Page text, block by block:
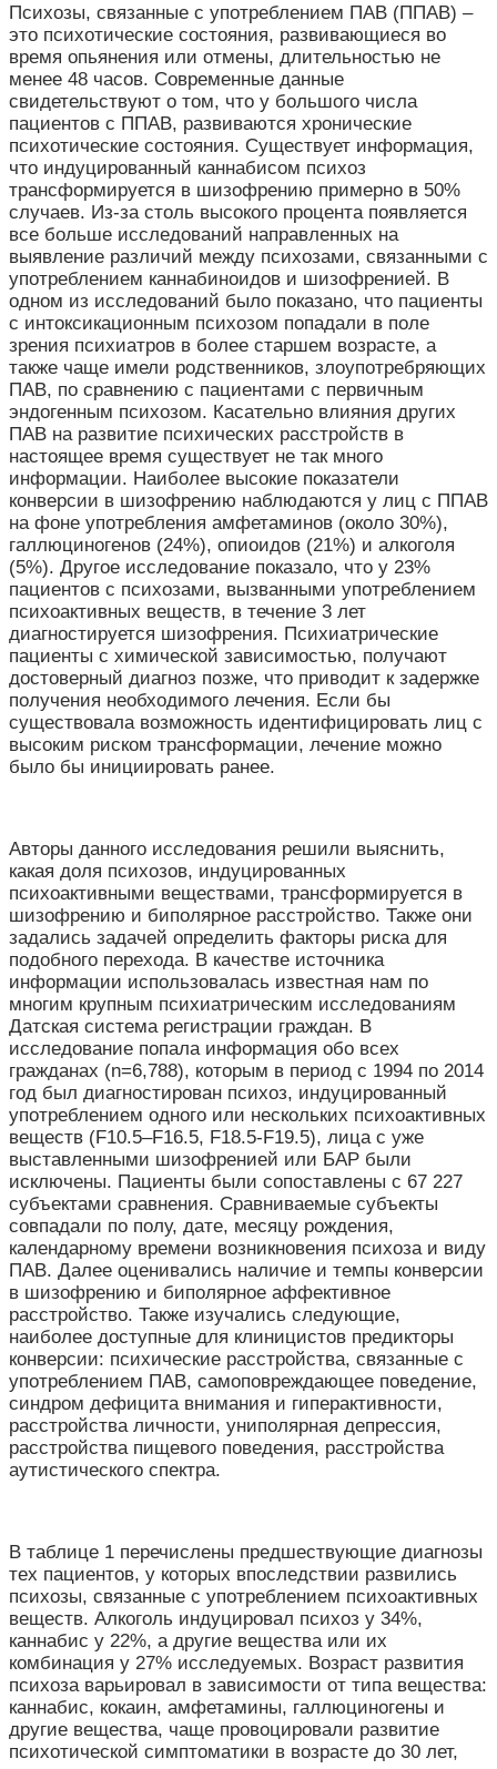
Психозы, связанные с употреблением ПАВ (ППАВ) –
это психотические состояния, развивающиеся во
время опьянения или отмены, длительностью не
менее 48 часов. Современные данные
свидетельствуют о том, что у большого числа
пациентов с ППАВ, развиваются хронические
психотические состояния. Существует информация,
что индуцированный каннабисом психоз
трансформируется в шизофрению примерно в 50%
случаев. Из-за столь высокого процента появляется
все больше исследований направленных на
выявление различий между психозами, связанными с
употреблением каннабиноидов и шизофренией. В
одном из исследований было показано, что пациенты
с интоксикационным психозом попадали в поле
зрения психиатров в более старшем возрасте, а
также чаще имели родственников, злоупотребряющих
ПАВ, по сравнению с пациентами с первичным
эндогенным психозом. Касательно влияния других
ПАВ на развитие психических расстройств в
настоящее время существует не так много
информации. Наиболее высокие показатели
конверсии в шизофрению наблюдаются у лиц с ППАВ
на фоне употребления амфетаминов (около 30%),
галлюциногенов (24%), опиоидов (21%) и алкоголя
(5%). Другое исследование показало, что у 23%
пациентов с психозами, вызванными употреблением
психоактивных веществ, в течение 3 лет
диагностируется шизофрения. Психиатрические
пациенты с химической зависимостью, получают
достоверный диагноз позже, что приводит к задержке
получения необходимого лечения. Если бы
существовала возможность идентифицировать лиц с
высоким риском трансформации, лечение можно
было бы инициировать ранее.
Авторы данного исследования решили выяснить,
какая доля психозов, индуцированных
психоактивными веществами, трансформируется в
шизофрению и биполярное расстройство. Также они
задались задачей определить факторы риска для
подобного перехода. В качестве источника
информации использовалась известная нам по
многим крупным психиатрическим исследованиям
Датская система регистрации граждан. В
исследование попала информация обо всех
гражданах (n=6,788), которым в период с 1994 по 2014
год был диагностирован психоз, индуцированный
употреблением одного или нескольких психоактивных
веществ (F10.5–F16.5, F18.5-F19.5), лица с уже
выставленными шизофренией или БАР были
исключены. Пациенты были сопоставлены с 67 227
субъектами сравнения. Сравниваемые субъекты
совпадали по полу, дате, месяцу рождения,
календарному времени возникновения психоза и виду
ПАВ. Далее оценивались наличие и темпы конверсии
в шизофрению и биполярное аффективное
расстройство. Также изучались следующие,
наиболее доступные для клиницистов предикторы
конверсии: психические расстройства, связанные с
употреблением ПАВ, самоповреждающее поведение,
синдром дефицита внимания и гиперактивности,
расстройства личности, униполярная депрессия,
расстройства пищевого поведения, расстройства
аутистического спектра.
В таблице 1 перечислены предшествующие диагнозы
тех пациентов, у которых впоследствии развились
психозы, связанные с употреблением психоактивных
веществ. Алкоголь индуцировал психоз у 34%,
каннабис у 22%, а другие вещества или их
комбинация у 27% исследуемых. Возраст развития
психоза варьировал в зависимости от типа вещества:
каннабис, кокаин, амфетамины, галлюциногены и
другие вещества, чаще провоцировали развитие
психотической симптоматики в возрасте до 30 лет,